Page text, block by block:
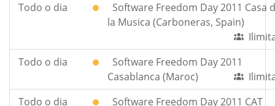
Todo o dia
Software Freedom Day 2011 Casa
la Musica (Carboneras, Spain)
Todo o dia
Software Freedom Day 2011
Casablanca (Maroc)
Todo o dia
Software Freedom Day 2011 CAT